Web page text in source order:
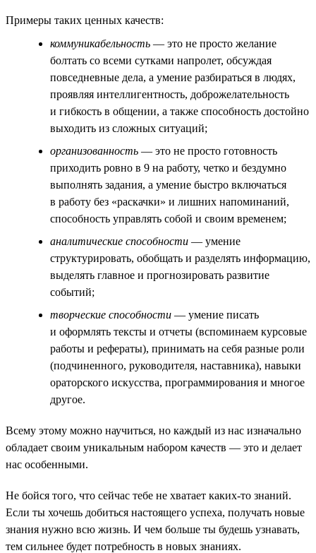
Примеры таких ценных качеств:
коммуникабельность — это не просто желание
болтать со всеми сутками напролет, обсуждая
повседневные дела, а умение разбираться в людях,
проявляя интеллигентность, доброжелательность
и гибкость в общении, а также способность достойно
выходить из сложных ситуаций;
организованность — это не просто готовность
приходить ровно в 9 на работу, четко и бездумно
выполнять задания, а умение быстро включаться
в работу без «раскачки» и лишних напоминаний,
способность управлять собой и своим временем;
аналитические способности — умение
структурировать, обобщать и разделять информацию,
выделять главное и прогнозировать развитие
событий;
творческие способности — умение писать
и оформлять тексты и отчеты (вспоминаем курсовые
работы и рефераты), принимать на себя разные роли
(подчиненного, руководителя, наставника), навыки
ораторского искусства, программирования и многое
другое.
Всему этому можно научиться, но каждый из нас изначально
обладает своим уникальным набором качеств — это и делает
нас особенными.
Не бойся того, что сейчас тебе не хватает каких-то знаний.
Если ты хочешь добиться настоящего успеха, получать новые
знания нужно всю жизнь. И чем больше ты будешь узнавать,
тем сильнее будет потребность в новых знаниях.